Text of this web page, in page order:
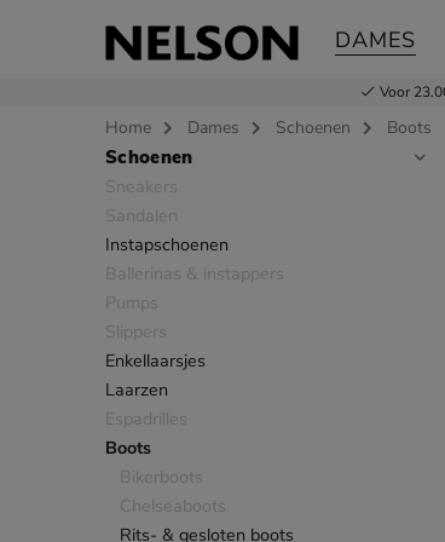
DAMES
Voor
Home Dames Schoenen Boots
Sla categorieën over
Schoenen
Sneakers
Sandalen
Instapschoenen
Ballerinas & instappers
Pumps
Slippers
Enkellaarsjes
Laarzen
Espadrilles
Boots
Bikerboots
Chelseaboots
Rits- & gesloten boots